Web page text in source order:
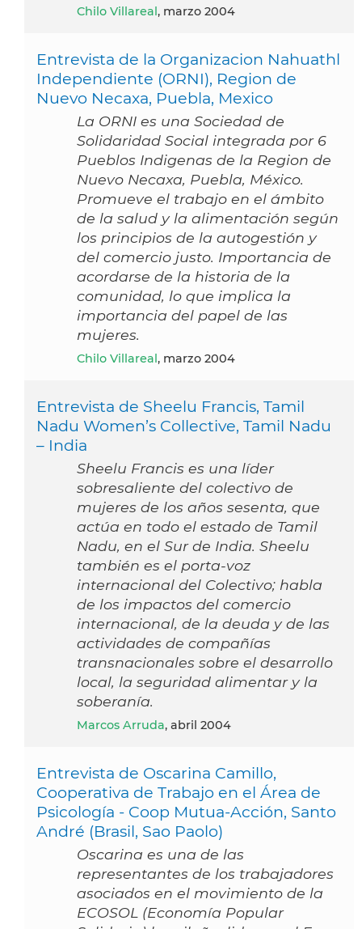
Chilo Villareal , marzo 2004
Entrevista de la Organizacion Nahuathl
Independiente (ORNI), Region de
Nuevo Necaxa, Puebla, Mexico
La ORNI es una Sociedad de
Solidaridad Social integrada por 6
Pueblos Indigenas de la Region de
Nuevo Necaxa, Puebla, México.
Promueve el trabajo en el ámbito
de la salud y la alimentación según
los principios de la autogestión y
del comercio justo. Importancia de
acordarse de la historia de la
comunidad, lo que implica la
importancia del papel de las
mujeres.
Chilo Villareal , marzo 2004
Entrevista de Sheelu Francis, Tamil
Nadu Women’s Collective, Tamil Nadu
– India
Sheelu Francis es una líder
sobresaliente del colectivo de
mujeres de los años sesenta, que
actúa en todo el estado de Tamil
Nadu, en el Sur de India. Sheelu
también es el porta-voz
internacional del Colectivo; habla
de los impactos del comercio
internacional, de la deuda y de las
actividades de compañías
transnacionales sobre el desarrollo
local, la seguridad alimentar y la
soberanía.
Marcos Arruda, abril 2004
Entrevista de Oscarina Camillo,
Cooperativa de Trabajo en el Área de
Psicología - Coop Mutua-Acción, Santo
André (Brasil, Sao Paolo)
Oscarina es una de las
representantes de los trabajadores
asociados en el movimiento de la
ECOSOL (Economía Popular